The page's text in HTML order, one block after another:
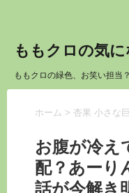
ももクロの気
ももクロの緑色、お笑い担当
ホーム > 杏果 小さな
お腹が冷え
配？あーり
話が今解き